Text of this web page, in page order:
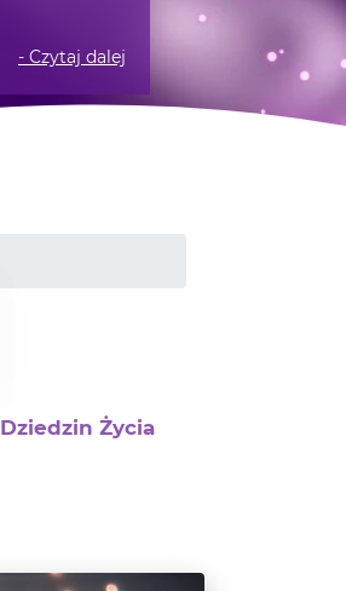
- Czytaj dalej
Życia